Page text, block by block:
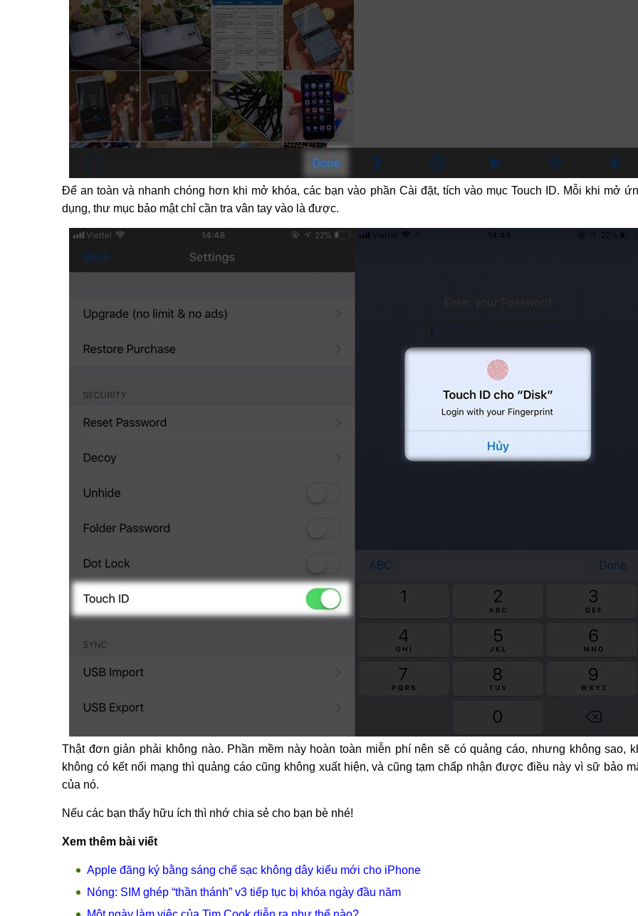
Để an toàn và nhanh chóng hơn khi mở khóa, các bạn vào phần Cài đặt, tích vào mục Touch ID. Mỗi khi mở
dụng, thư mục bảo mật chỉ cần tra vân tay vào là được.
Thật đơn giản phải không nào. Phần mềm này hoàn toàn miễn phí nên sẽ có quảng cáo, nhưng không sao,
không có kết nối mạng thì quảng cáo cũng không xuất hiện, và cũng tạm chấp nhận được điều này vì sữ bảo
của nó.
Nếu các bạn thấy hữu ích thì nhớ chia sẻ cho bạn bè nhé!
Xem thêm bài viết
Apple đăng ký bằng sáng chế sạc không dây kiểu mới cho iPhone
Nóng: SIM ghép “thần thánh” v3 tiếp tục bị khóa ngày đầu năm